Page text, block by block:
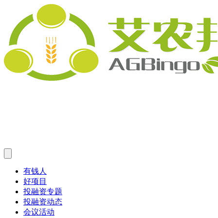
有钱人
好项目
投融资专题
投融资动态
会议活动